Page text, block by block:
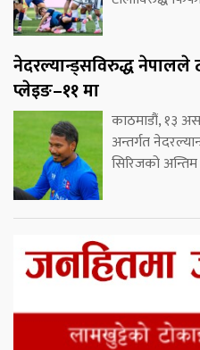
नेदरल्यान्ड्सविरुद्ध
प्लेइङ–११ मा
काठमाडौं, १३
अन्तर्गत
सिरिजको